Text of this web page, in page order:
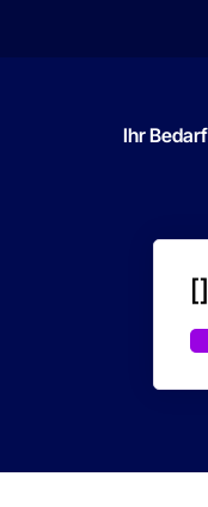
Ihr Bedarf
[]